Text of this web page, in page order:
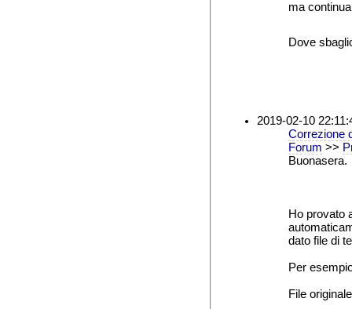
ma
Dove
2019-02-10
Correzione
Forum >>
Buonasera.
Ho provato
dato file di
Per
File